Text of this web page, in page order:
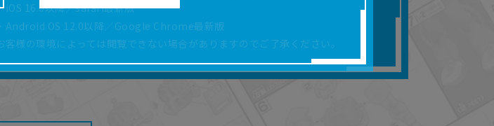
iOS 16.0以降／safari最新版
・Android OS 12.0以降／Google Chrome最新版
客様の環境によっては閲覧できない場合がありますのでご了承ください。
容は予告なく変更される場合があります。
すが、取扱説明書の完全性を保証するものではあ
利用いただけない場合があります。
ルスに起因する障害を含みます。）等が生じたとし